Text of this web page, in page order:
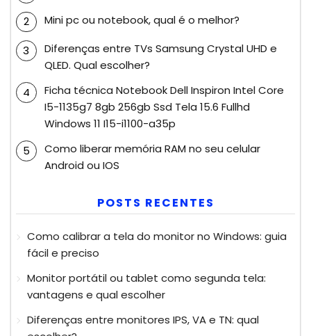
Mini pc ou notebook, qual é o melhor?
Diferenças entre TVs Samsung Crystal UHD e
QLED. Qual escolher?
Ficha técnica Notebook Dell Inspiron Intel Core
I5-1135g7 8gb 256gb Ssd Tela 15.6 Fullhd
Windows 11 I15-i1100-a35p
Como liberar memória RAM no seu celular
Android ou IOS
POSTS RECENTES
Como calibrar a tela do monitor no Windows: guia
fácil e preciso
Monitor portátil ou tablet como segunda tela:
vantagens e qual escolher
Diferenças entre monitores IPS, VA e TN: qual